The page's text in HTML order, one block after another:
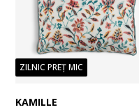
ZILNIC PREȚ MIC
KAMILLE